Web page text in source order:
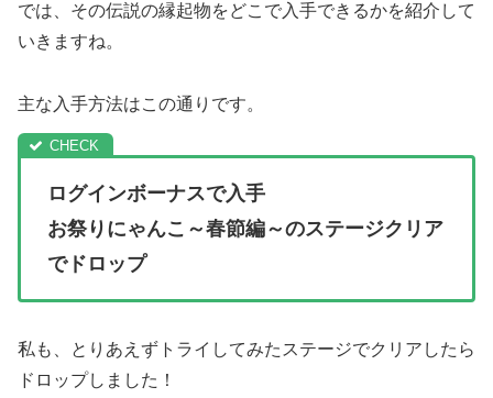
では、その伝説の縁起物をどこで入手できるかを紹介して
いきますね。
主な入手方法はこの通りです。
ログインボーナスで入手
お祭りにゃんこ～春節編～のステージクリア
でドロップ
私も、とりあえずトライしてみたステージでクリアしたら
ドロップしました！